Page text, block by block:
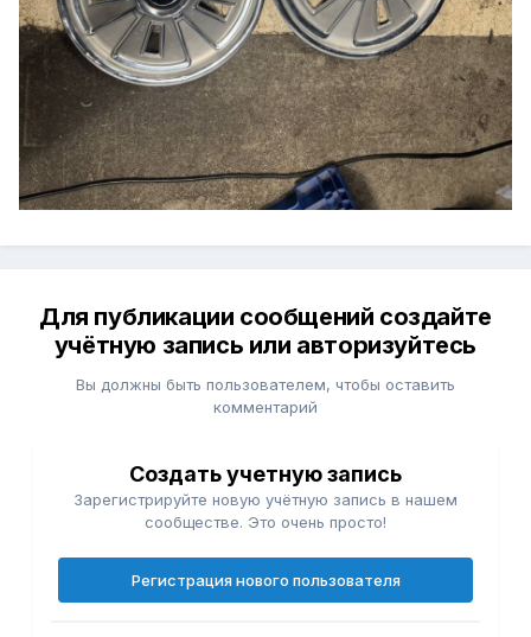
Для публикации сообщений создайте
учётную запись или авторизуйтесь
Вы должны быть пользователем, чтобы оставить
комментарий
Создать учетную запись
Зарегистрируйте новую учётную запись в нашем
сообществе. Это очень просто!
Регистрация нового пользователя